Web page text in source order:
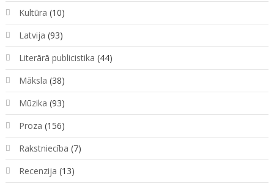
Kultūra (10)
Latvija (93)
Literārā publicistika (44)
Māksla (38)
Mūzika (93)
Proza (156)
Rakstniecība (7)
Recenzija (13)